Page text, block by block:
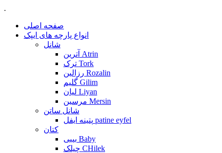
.
صفحه اصلی
انواع پارچه های ایپک
شانل
آترین Atrin
ترک Tork
رزالین Rozalin
گلیم Gilim
لیان Liyan
مرسین Mersin
شانل ساتن
پتینه ایفل patine eyfel
کتان
بیبی Baby
چیلک CHilek